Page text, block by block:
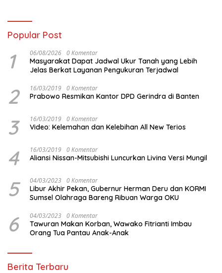
Popular Post
1 06/08/2026 0 Komentar
Masyarakat Dapat Jadwal Ukur Tanah yang Lebih
Jelas Berkat Layanan Pengukuran Terjadwal
2 16/03/2019 0 Komentar
Prabowo Resmikan Kantor DPD Gerindra di Banten
3 16/03/2019 0 Komentar
Video: Kelemahan dan Kelebihan All New Terios
4 16/03/2019 0 Komentar
Aliansi Nissan-Mitsubishi Luncurkan Livina Versi Mungil
5 04/03/2023 0 Komentar
Libur Akhir Pekan, Gubernur Herman Deru dan KORMI
Sumsel Olahraga Bareng Ribuan Warga OKU
6 04/03/2023 0 Komentar
Tawuran Makan Korban, Wawako Fitrianti Imbau
Orang Tua Pantau Anak-Anak
Berita Terbaru